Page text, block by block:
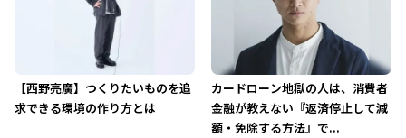
【西野亮廣】つくりたいものを追
求できる環境の作り方とは
カードローン地獄の人は、消費者
金融が教えない『返済停止して減
額・免除する方法』で...